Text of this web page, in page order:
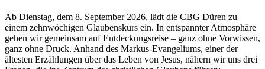
Ab Dienstag, dem 8. September 2026, lädt die CBG Düren zu
einem zehnwöchigen Glaubenskurs ein. In entspannter Atmosphäre
gehen wir gemeinsam auf Entdeckungsreise – ganz ohne Vorwissen,
ganz ohne Druck. Anhand des Markus-Evangeliums, einer der
ältesten Erzählungen über das Leben von Jesus, nähern wir uns drei